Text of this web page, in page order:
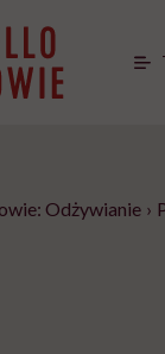
Odżywianie ›